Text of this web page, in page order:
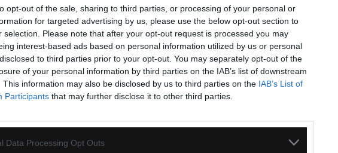
opt-out of the sale, sharing to third parties, or processing of your personal or
for targeted advertising by us, please use the below opt-out section to
selection. Please note that after your opt-out request is processed you may
interest-based ads based on personal information utilized by us or personal
to third parties prior to your opt-out. You may separately opt-out of the
of your personal information by third parties on the IAB’s list of downstream
This information may also be disclosed by us to third parties on the IAB’s List of
Participants that may further disclose it to other third parties.
Data Processing Opt Outs
, cyklistika, outdoor). Pri výrobe používa inovatívne technológie a kvalitné
cyklistami už viac ako 60 rokov. Okrem cyklistického tímu TotalEnergies